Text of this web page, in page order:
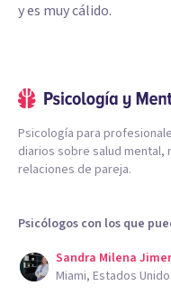
y es muy cálido.
Psicología para
diarios sobre salud
relaciones de pareja.
Psicólogos con los que
Sandra Milena
Miami, Estados